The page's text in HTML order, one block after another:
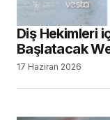
Diş Hekimleri
Başlatacak
17 Haziran 2026